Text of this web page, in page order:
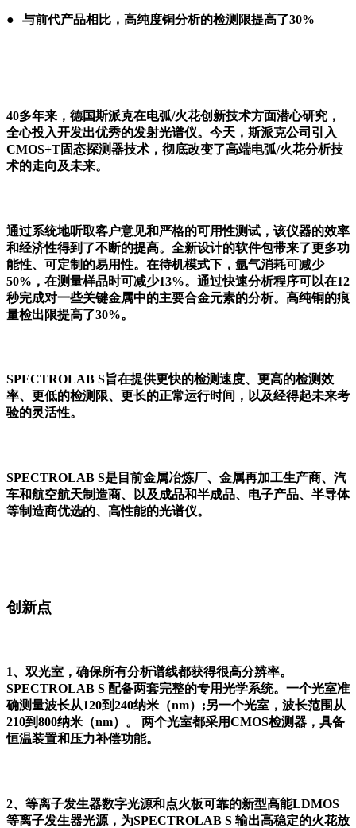
● 与前代产品相比，高纯度铜分析的检测限提高了30%
40多年来，德国斯派克在电弧/火花创新技术方面潜心研究，
全心投入开发出优秀的发射光谱仪。今天，斯派克公司引入
CMOS+T固态探测器技术，彻底改变了高端电弧/火花分析技
术的走向及未来。
通过系统地听取客户意见和严格的可用性测试，该仪器的效率
和经济性得到了不断的提高。全新设计的软件包带来了更多功
能性、可定制的易用性。在待机模式下，氩气消耗可减少
50%，在测量样品时可减少13%。通过快速分析程序可以在12
秒完成对一些关键金属中的主要合金元素的分析。高纯铜的痕
量检出限提高了30%。
SPECTROLAB S旨在提供更快的检测速度、更高的检测效
率、更低的检测限、更长的正常运行时间，以及经得起未来考
验的灵活性。
SPECTROLAB S是目前金属冶炼厂、金属再加工生产商、汽
车和航空航天制造商、以及成品和半成品、电子产品、半导体
等制造商优选的、高性能的光谱仪。
创新点
1、双光室，确保所有分析谱线都获得很高分辨率。
SPECTROLAB S 配备两套完整的专用光学系统。一个光室准
确测量波长从120到240纳米（nm）;另一个光室，波长范围从
210到800纳米（nm）。 两个光室都采用CMOS检测器，具备
恒温装置和压力补偿功能。
2、等离子发生器数字光源和点火板可靠的新型高能LDMOS
等离子发生器光源，为SPECTROLAB S 输出高稳定的火花放